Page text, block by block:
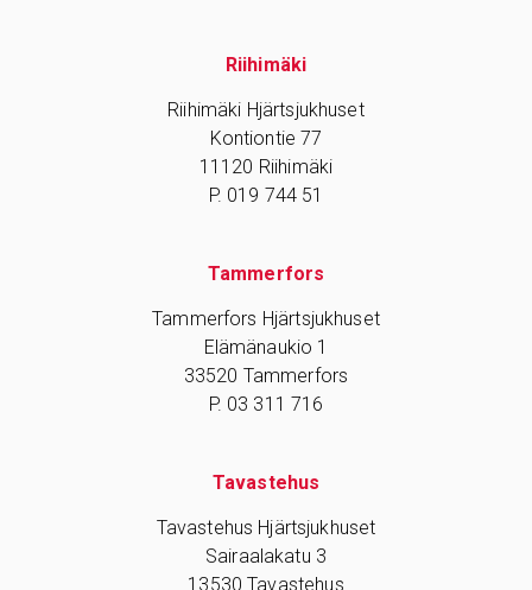
Riihimäki
Riihimäki Hjärtsjukhuset
Kontiontie 77
11120 Riihimäki
P. 019 744 51
Tammerfors
Tammerfors Hjärtsjukhuset
Elämänaukio 1
33520 Tammerfors
P. 03 311 716
Tavastehus
Tavastehus Hjärtsjukhuset
Sairaalakatu 3
13530 Tavastehus